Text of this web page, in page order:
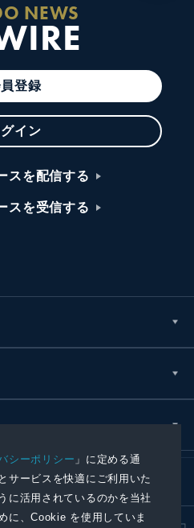
シーポリシー 」に定める通
サービスを快適にご利用いた
に活用されているのかを当社
に、Cookie を使用していま
NEWS
登録
グイン
スを配信する
スを受信する